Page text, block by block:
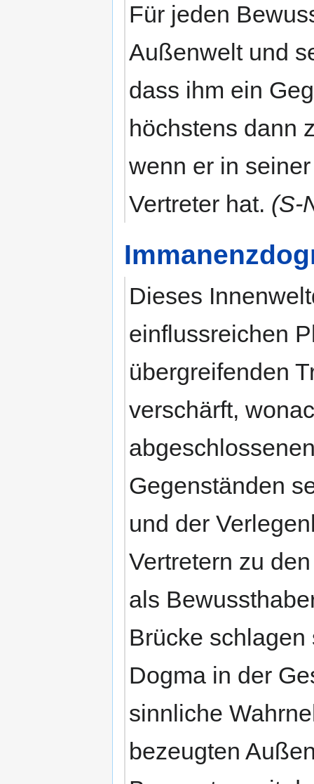
Für jeden
Außenwelt und
dass ihm ein
höchstens dann
wenn er in
Vertreter hat. (S-
Dieses
einflussreichen
übergreifenden
verschärft,
Gegenständen
und der
Vertretern zu
als
Brücke
Dogma in der
sinnliche
bezeugten